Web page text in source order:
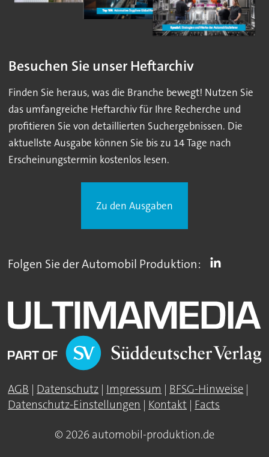
Besuchen Sie unser Heftarchiv
Finden Sie heraus, was die Branche bewegt! Nutzen Sie
das umfangreiche Heftarchiv für Ihre Recherche und
profitieren Sie von detaillierten Suchergebnissen. Die
aktuellste Ausgabe können Sie bis zu 14 Tage nach
Erscheinungstermin kostenlos lesen.
Zu den Ausgaben
Folgen Sie der Automobil Produktion:
AGB Datenschutz Impressum BFSG-Hinweise
Datenschutz-Einstellungen
Kontakt Facts
© 2026 automobil-produktion.de